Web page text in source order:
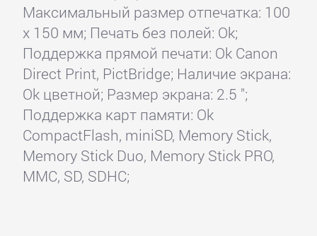
Максимальный размер отпечатка: 100
x 150 мм; Печать без полей: Ok;
Поддержка прямой печати: Ok Canon
Direct Print, PictBridge; Наличие экрана:
Ok цветной; Размер экрана: 2.5 ";
Поддержка карт памяти: Ok
CompactFlash, miniSD, Memory Stick,
Memory Stick Duo, Memory Stick PRO,
MMC, SD, SDHC;